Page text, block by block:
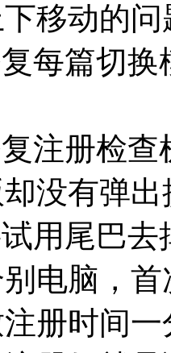
移动的
复每篇切
复注册检
没有弹
试用尾巴
电脑，
册时间